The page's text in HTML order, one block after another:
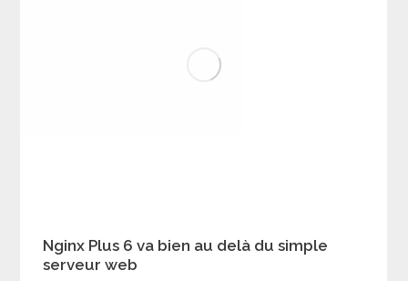
Nginx Plus 6 va bien au delà du simple
serveur web